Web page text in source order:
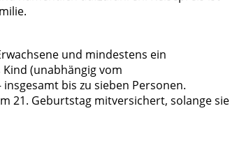
und mindestens ein
(unabhängig vom
bis zu sieben Personen.
21. Geburtstag mitversichert, solange sie